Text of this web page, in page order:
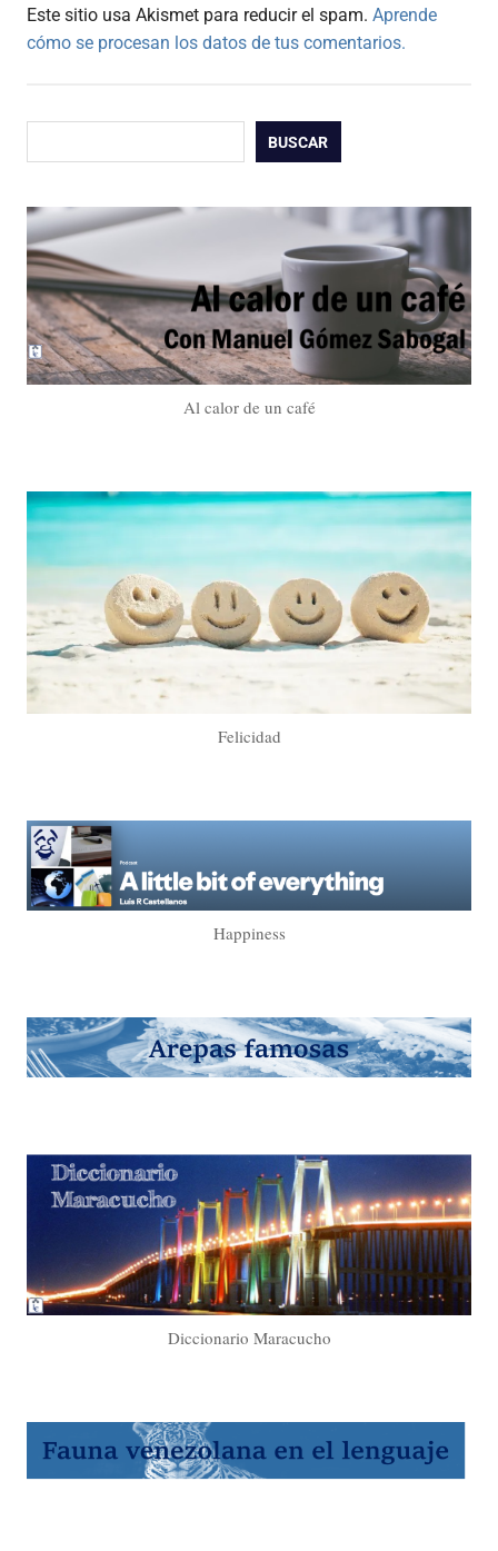
Este sitio usa Akismet para reducir el spam. Aprende
cómo se procesan los datos de tus comentarios.
BUSCAR
Al calor de un café
Felicidad
Happiness
Diccionario Maracucho